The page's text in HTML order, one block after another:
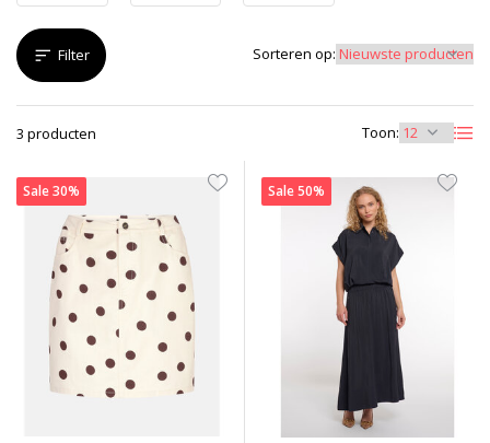
Filter
3 producten Toon:
Sorteren op:
Sale 30% Sale 50%